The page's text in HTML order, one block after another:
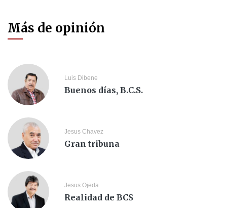
Más de opinión
Luis Dibene
Buenos días, B.C.S.
Jesus Chavez
Gran tribuna
Jesus Ojeda
Realidad de BCS